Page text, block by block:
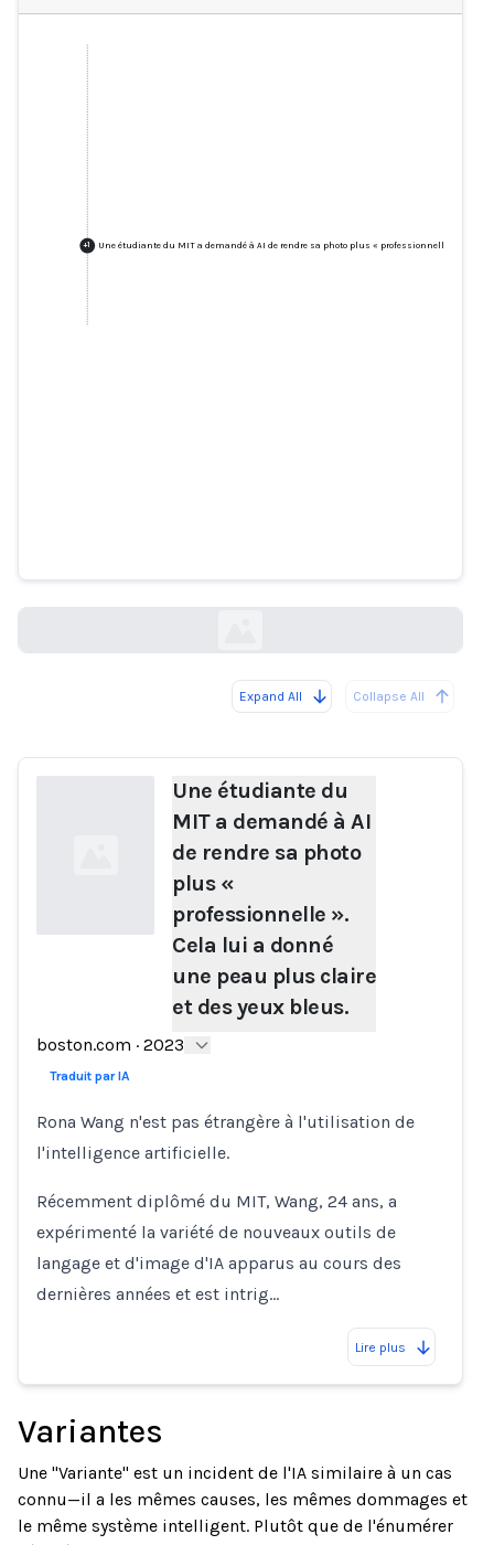
+1 Une étudiante du MIT a demandé à AI de rendre sa photo plus « professionnelle ». Cela
Expand All Collapse All
Une étudiante du
MIT a demandé à AI
de rendre sa photo
plus «
professionnelle ».
Cela lui a donné
une peau plus claire
et des yeux bleus.
boston.com · 2023
Traduit par IA
Rona Wang n'est pas étrangère à l'utilisation de
l'intelligence artificielle.
Récemment diplômé du MIT, Wang, 24 ans, a
expérimenté la variété de nouveaux outils de
langage et d'image d'IA apparus au cours des
dernières années et est intrig…
Lire plus
Variantes
Une "Variante" est un incident de l'IA similaire à un cas
connu—il a les mêmes causes, les mêmes dommages et
le même système intelligent. Plutôt que de l'énumérer